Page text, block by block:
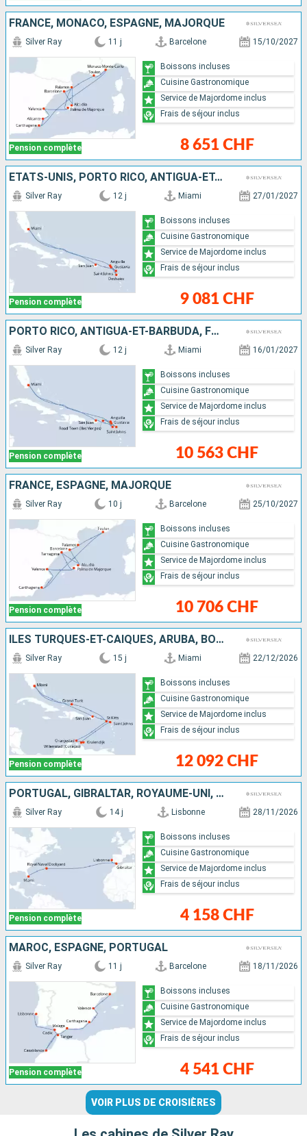
FRANCE, MONACO, ESPAGNE, MAJORQUE
Pension complète
Silver Ray 11 j Barcelone 15/10/2027
8 651 CHF
Boissons incluses
Cuisine Gastronomique
Service de Majordome inclus
Frais de séjour inclus
ÉTATS-UNIS, PORTO RICO, ANTIGUA-ET-BARBUDA, FRANCE, ANGUILLA
Pension complète
Silver Ray 12 j Miami 27/01/2027
9 081 CHF
Boissons incluses
Cuisine Gastronomique
Service de Majordome inclus
Frais de séjour inclus
PORTO RICO, ANTIGUA-ET-BARBUDA, FRANCE, TORTOLA, ANGUILLA, ÉTATS-UNIS
Pension complète
Silver Ray 12 j Miami 16/01/2027
10 563 CHF
Boissons incluses
Cuisine Gastronomique
Service de Majordome inclus
Frais de séjour inclus
FRANCE, ESPAGNE, MAJORQUE
Pension complète
Silver Ray 10 j Barcelone 25/10/2027
10 706 CHF
Boissons incluses
Cuisine Gastronomique
Service de Majordome inclus
Frais de séjour inclus
ÎLES TURQUES-ET-CAÏQUES, ARUBA, BONAIRE, ANTIGUA-ET-BARBUDA, PORTO RICO, ÉTATS-UNIS
Pension complète
Silver Ray 15 j Miami 22/12/2026
12 092 CHF
Boissons incluses
Cuisine Gastronomique
Service de Majordome inclus
Frais de séjour inclus
PORTUGAL, GIBRALTAR, ROYAUME-UNI, ÉTATS-UNIS
Pension complète
Silver Ray 14 j Lisbonne 28/11/2026
4 158 CHF
Boissons incluses
Cuisine Gastronomique
Service de Majordome inclus
Frais de séjour inclus
MAROC, ESPAGNE, PORTUGAL
Pension complète
Silver Ray 11 j Barcelone 18/11/2026
4 541 CHF
Boissons incluses
Cuisine Gastronomique
Service de Majordome inclus
Frais de séjour inclus
VOIR PLUS DE CROISIÈRES